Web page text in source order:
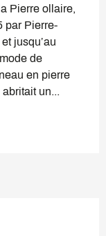
Pierre ollaire,
par Pierre-
jusqu’au
de
en pierre
un...